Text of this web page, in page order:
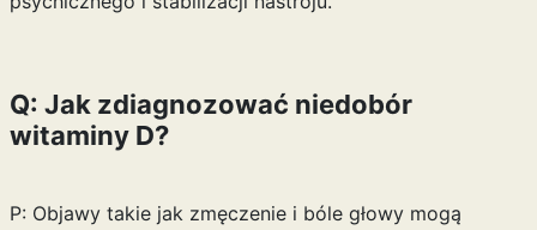
Q: Jak zdiagnozować niedobór
witaminy D?
P: Objawy takie jak zmęczenie i bóle głowy mogą